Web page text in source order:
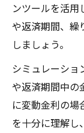
ンツールを活用
や返済期間、繰
しましょう。
シミュレーショ
や返済期間中の
に変動金利の場
を十分に理解し